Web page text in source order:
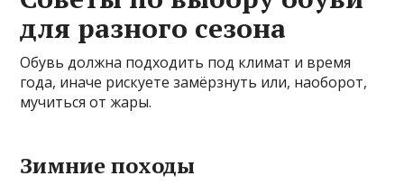
для разного сезона
Обувь должна подходить под климат и время
года, иначе рискуете замёрзнуть или, наоборот,
мучиться от жары.
Зимние походы